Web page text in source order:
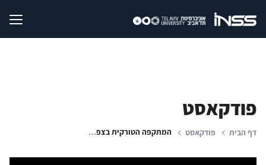
פודקאסט
דף הבית פודקאסט המתקפה הטורקית בצפון-מזרח סוריה